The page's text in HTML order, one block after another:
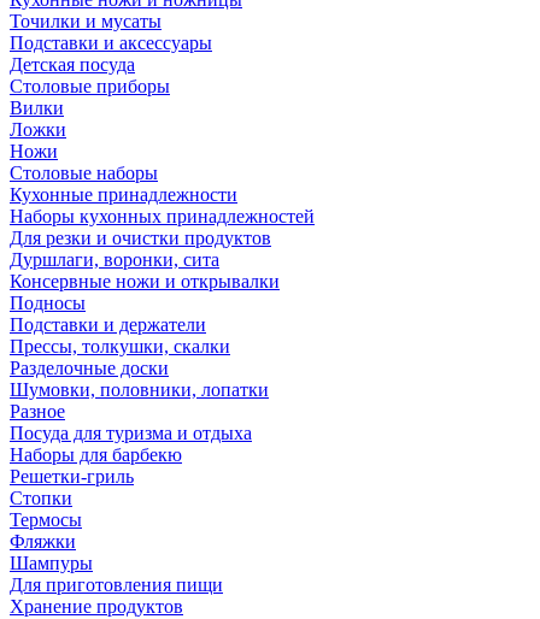
Точилки и мусаты
Подставки и аксессуары
Детская посуда
Столовые приборы
Вилки
Ложки
Ножи
Столовые наборы
Кухонные принадлежности
Наборы кухонных принадлежностей
Для резки и очистки продуктов
Дуршлаги, воронки, сита
Консервные ножи и открывалки
Подносы
Подставки и держатели
Прессы, толкушки, скалки
Разделочные доски
Шумовки, половники, лопатки
Разное
Посуда для туризма и отдыха
Наборы для барбекю
Решетки-гриль
Стопки
Термосы
Фляжки
Шампуры
Для приготовления пищи
Хранение продуктов